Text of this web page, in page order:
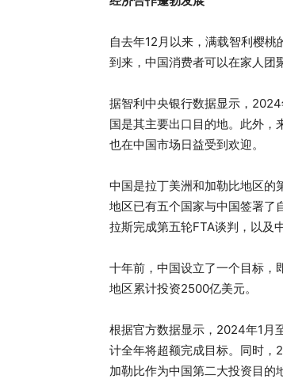
自去年12月以来，满载智利樱
到来，中国消费者可以在家人团
据智利中央银行数据显示，
国是其主要出口目的地。此外，
也在中国市场日益受到欢迎。
中国是拉丁美洲和加勒比地区的
地区已有五个国家与中国签署
拉斯完成第五轮FTA谈判，以及
十年前，中国设立了一个目标，
地区累计投资2500亿美元。
根据官方数据显示，2024年1月
计全年将超额完成目标。同时
加勒比作为中国第二大投资目的